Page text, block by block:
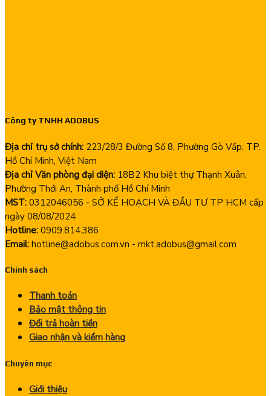
Công ty TNHH ADOBUS
Địa chỉ trụ sở chính: 223/28/3 Đường Số 8, Phường Gò Vấp, TP.
Hồ Chí Minh, Việt Nam
Địa chỉ Văn phòng đại diện: 18B2 Khu biệt thự Thạnh Xuân,
Phường Thới An, Thành phố Hồ Chí Minh
MST: 0312046056 - SỞ KẾ HOẠCH VÀ ĐẦU TƯ TP HCM cấp
ngày 08/08/2024
Hotline: 0909.814.386
Email: hotline@adobus.com.vn - mkt.adobus@gmail.com
Chính sách
Thanh toán
Bảo mật thông tin
Đổi trả hoàn tiền
Giao nhận và kiểm hàng
Chuyên mục
Giới thiệu